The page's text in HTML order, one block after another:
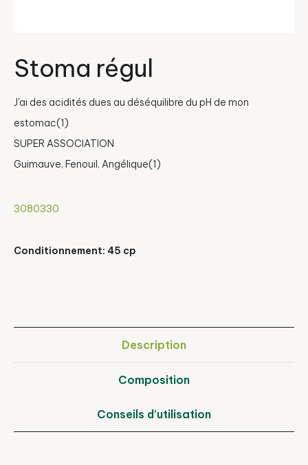
Stoma régul
J'ai des acidités dues au déséquilibre du pH de mon
estomac(1)
SUPER ASSOCIATION
Guimauve, Fenouil, Angélique(1)
3080330
Conditionnement: 45 cp
Description
Composition
Conseils d’utilisation